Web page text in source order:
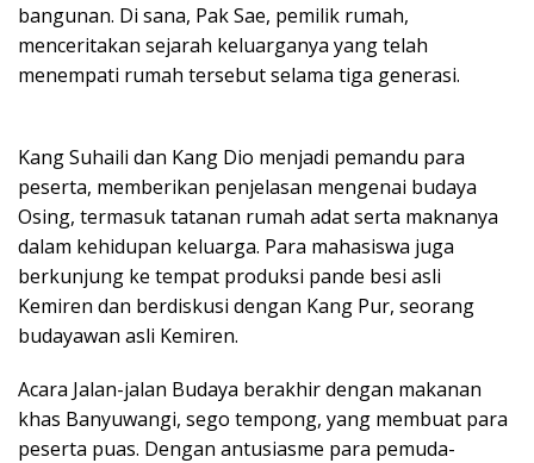
bangunan. Di sana, Pak Sae, pemilik rumah,
menceritakan sejarah keluarganya yang telah
menempati rumah tersebut selama tiga generasi.
Kang Suhaili dan Kang Dio menjadi pemandu para
peserta, memberikan penjelasan mengenai budaya
Osing, termasuk tatanan rumah adat serta maknanya
dalam kehidupan keluarga. Para mahasiswa juga
berkunjung ke tempat produksi pande besi asli
Kemiren dan berdiskusi dengan Kang Pur, seorang
budayawan asli Kemiren.
Acara Jalan-jalan Budaya berakhir dengan makanan
khas Banyuwangi, sego tempong, yang membuat para
peserta puas. Dengan antusiasme para pemuda-